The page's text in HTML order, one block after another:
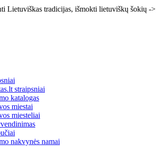
Lietuviškas tradicijas, išmokti lietuviškų šokių ->
straipsniai
katalogas
miestai
miesteliai
nakvynės namai